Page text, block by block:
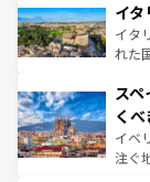
イタ
イタ
れた
ろん
景な
ピザ
でき
ス
く
イベ
注ぐ